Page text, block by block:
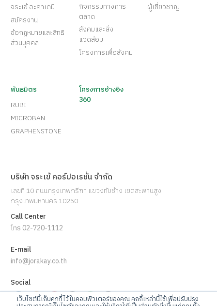
เว็บไซต์นี้เก็บคุกกี้ไว้ในคอมพิวเตอร์ของคุณ คุกกี้เหล่านี้ใช้เพื่อปรับปรุง
จระเข้ อะคาเดมี่
สมัครงาน
ข้อกฎหมายและสิทธิ
ส่วนบุคคล
กิจกรรมทางการ
ตลาด
สังคมและสิ่ง
แวดล้อม
โครงการเพื่อสังคม
ผู้เชี่ยวชาญ
พันธมิตร
RUBI
MICROBAN
GRAPHENSTONE
โครงการอ้างอิง
360
บริษัท จระเข้ คอร์ปอเรชั่น จำกัด
เลขที่ 10 ถนนกรุงเทพกรีฑา แขวงทับช้าง เขตสะพานสูง
กรุงเทพมหานคร 10250
Call Center
โทร 02-720-1112
E-mail
info@jorakay.co.th
Social